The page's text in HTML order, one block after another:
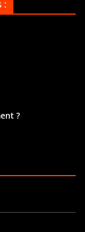
:
?